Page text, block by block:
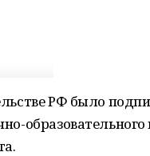
РФ было